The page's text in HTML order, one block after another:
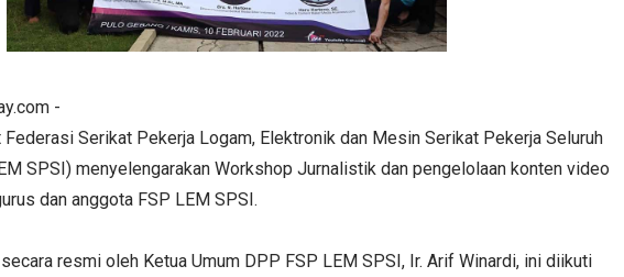
-
Serikat Pekerja Logam, Elektronik dan Mesin Serikat Pekerja Seluruh
SPSI) menyelengarakan Workshop Jurnalistik dan pengelolaan konten video
dan anggota FSP LEM SPSI.
resmi oleh Ketua Umum DPP FSP LEM SPSI, Ir. Arif Winardi, ini diikuti